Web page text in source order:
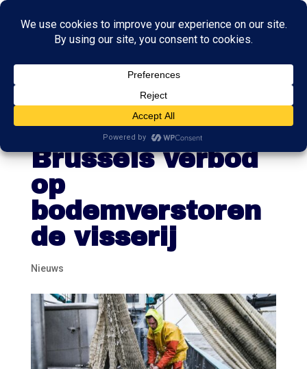
Kabinet verzet
zich tegen
Brussels verbod
op
bodemverstoren
de visserij
Nieuws